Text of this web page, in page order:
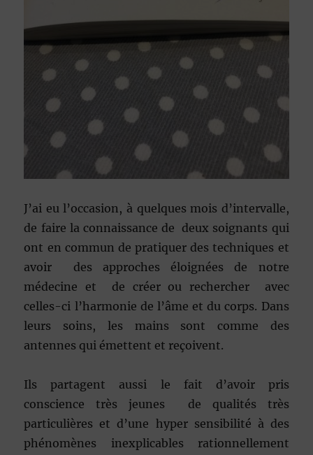
J’ai eu l’occasion, à quelques mois d’intervalle,
de faire la connaissance de deux soignants qui
ont en commun de pratiquer des techniques et
avoir des approches éloignées de notre
médecine et de créer ou rechercher avec
celles-ci l’harmonie de l’âme et du corps. Dans
leurs soins, les mains sont comme des
antennes qui émettent et reçoivent.
Ils partagent aussi le fait d’avoir pris
conscience très jeunes de qualités très
particulières et d’une hyper sensibilité à des
phénomènes inexplicables rationnellement